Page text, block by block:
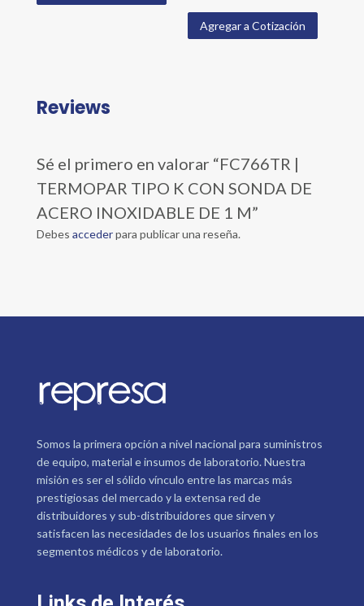
Agregar a Cotización
Reviews
Sé el primero en valorar “FC766TR |
TERMOPAR TIPO K CON SONDA DE
ACERO INOXIDABLE DE 1 M”
Debes accederpara publicar una reseña.
Somos la primera opción a nivel nacional para suministros
de equipo, material e insumos de laboratorio. Nuestra
misión es ser el sólido vínculo entre las marcas más
prestigiosas del mercado y la extensa red de
distribuidores y sub-distribuidores que sirven y
satisfacen las necesidades de los usuarios finales en los
segmentos médicos y de laboratorio.